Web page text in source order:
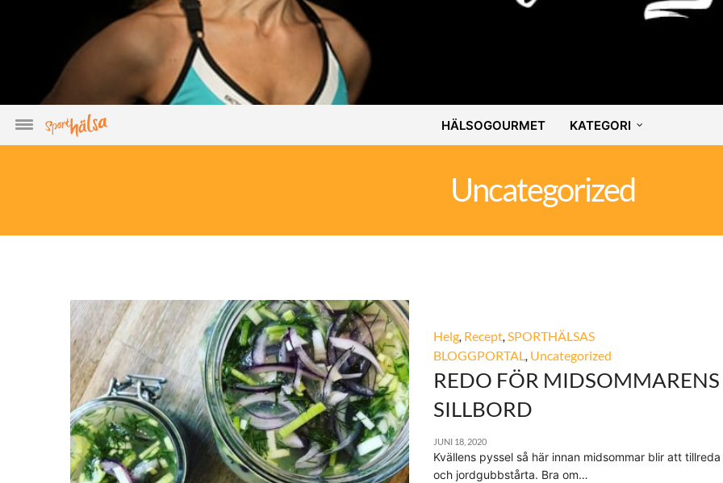
HÄLSOGOURMET KATEGORI
Uncategorized
Helg, Recept,SPORTHÄLSAS
BLOGGPORTAL, Uncategorized
REDO FÖR MIDSOMMARENS
SILLBORD
JUNI 18, 2020
Kvällens pyssel så här innan midsommar blir att
och jordgubbstårta. Bra om…